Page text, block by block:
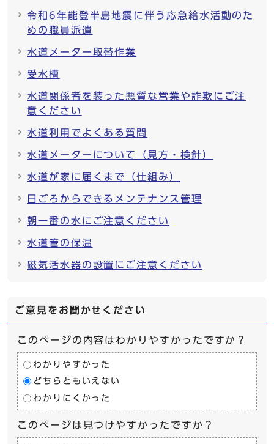
令和6年能登半島地震に伴う応急給水活動のた
めの職員派遣
水道メーター取替作業
受水槽
水道関係者を装った悪質な営業や詐欺にご注
意ください
水道利用でよくある質問
水道メーターについて（見方・検針）
水道が家に届くまで（仕組み）
日ごろからできるメンテナンス管理
朝一番の水にご注意ください
水道管の保温
磁気活水器の設置にご注意ください
ご意見をお聞かせください
このページの内容はわかりやすかったですか？
わかりやすかった
どちらともいえない
わかりにくかった
このページは見つけやすかったですか？